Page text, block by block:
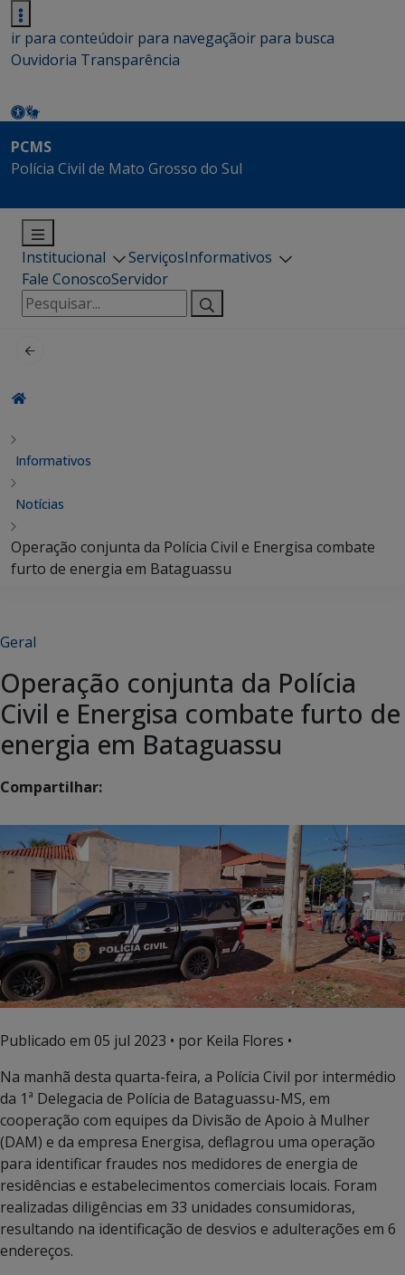
ir para conteúdoir para navegaçãoir para busca
Ouvidoria Transparência
PCMS
Polícia Civil de Mato Grosso do Sul
Institucional ServiçosInformativos
Fale ConoscoServidor
Pesquisar
por:
Informativos
Notícias
Operação conjunta da Polícia Civil e Energisa combate
furto de energia em Bataguassu
Geral
Operação conjunta da Polícia
Civil e Energisa combate furto de
energia em Bataguassu
Compartilhar:
Publicado em 05 jul 2023 • por Keila Flores •
Na manhã desta quarta-feira, a Polícia Civil por intermédio
da 1ª Delegacia de Polícia de Bataguassu-MS, em
cooperação com equipes da Divisão de Apoio à Mulher
(DAM) e da empresa Energisa, deflagrou uma operação
para identificar fraudes nos medidores de energia de
residências e estabelecimentos comerciais locais. Foram
realizadas diligências em 33 unidades consumidoras,
resultando na identificação de desvios e adulterações em 6
endereços.